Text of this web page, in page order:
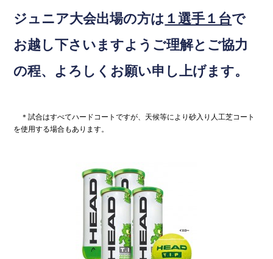
ジュニア大会出場の方は １選手１台で
お越し下さいますようご理解とご協力
の程、よろしくお願い申し上げます。
＊試合はすべてハードコートですが、天候等により砂入り人工芝コート
を使用する場合もあります。